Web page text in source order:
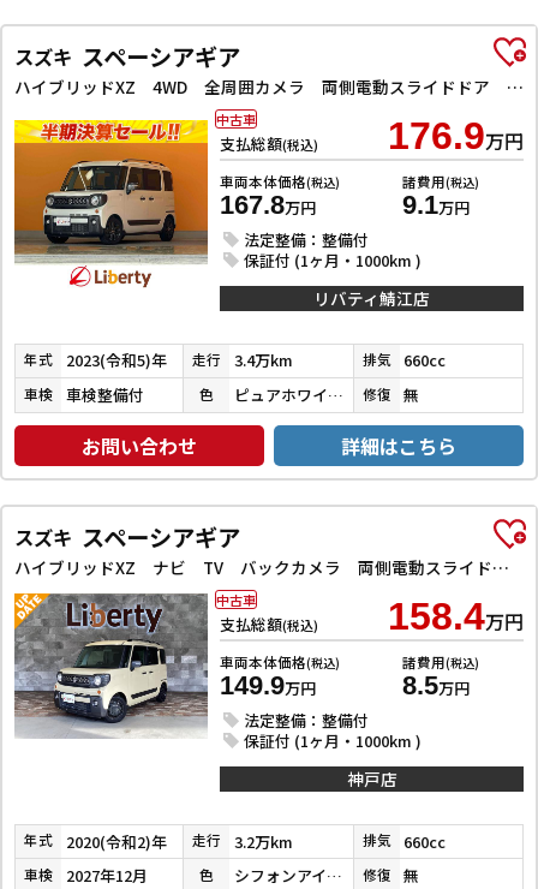
スズキ スペーシアギア
ハイブリッドXZ 4WD 全周囲カメラ 両側電動スライドドア ナビ TV クリアランスソナー オートクルーズコントロール レーンアシスト 衝突被害軽減システム オートライト スマートキー アイドリングストップ
支払総額(税込) 176.9万円
車両本体価格(税込)
167.8万円
諸費用(税込)
9.1万円
法定整備：整備付
保証付 (1ヶ月・1000km )
中古車
リバティ鯖江店
年式 2023(令和5)年 走行 3.4万km 排気 660cc
車検 車検整備付 色 ピュアホワイトパール 修復 無
お問い合わせ 詳細はこちら
スズキ スペーシアギア
ハイブリッドXZ ナビ TV バックカメラ 両側電動スライドドア クリアランスソナー オートクルーズコントロール レーンアシスト 衝突被害軽減システム オートライト スマートキー
支払総額(税込) 158.4万円
車両本体価格(税込)
149.9万円
諸費用(税込)
8.5万円
法定整備：整備付
保証付 (1ヶ月・1000km )
中古車
神戸店
年式 2020(令和2)年 走行 3.2万km 排気 660cc
車検 2027年12月 色 シフォンアイボリーメタリック 修復 無